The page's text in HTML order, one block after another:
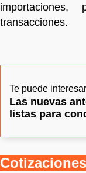
transacciones.
Te puede
Las nuevas
listas para